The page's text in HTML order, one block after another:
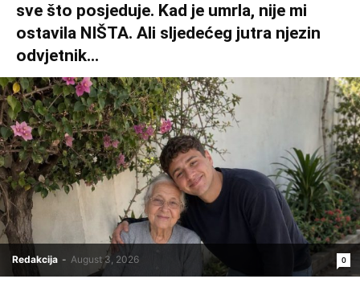
sve što posjeduje. Kad je umrla, nije mi
ostavila NIŠTA. Ali sljedećeg jutra njezin
odvjetnik...
Redakcija - August 3, 2026 0